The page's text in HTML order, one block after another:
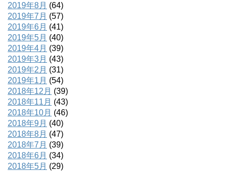
2019年8月 (64)
2019年7月 (57)
2019年6月 (41)
2019年5月 (40)
2019年4月 (39)
2019年3月 (43)
2019年2月 (31)
2019年1月 (54)
2018年12月 (39)
2018年11月 (43)
2018年10月 (46)
2018年9月 (40)
2018年8月 (47)
2018年7月 (39)
2018年6月 (34)
2018年5月 (29)